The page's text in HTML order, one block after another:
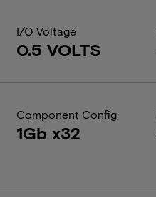
I/O Voltage
0.5 VOLTS
Component Config
1Gb x32